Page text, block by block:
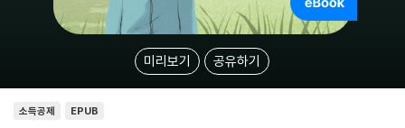
미리보기 공유하기
소득공제 EPUB